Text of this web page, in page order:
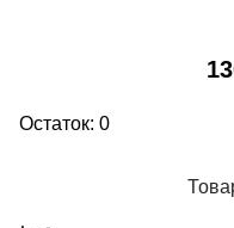
Остаток: 0